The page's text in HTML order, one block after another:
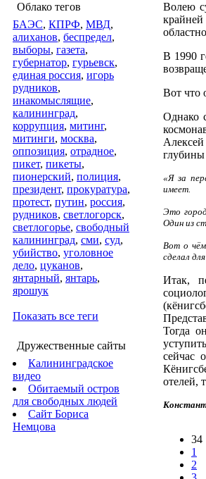
Облако тегов
БАЭС, КПРФ, МВД,
алиханов, беспредел,
выборы, газета,
губернатор, гурьевск,
единая россия, игорь
рудников,
инакомыслящие,
калининград,
коррупция, митинг,
митинги, москва,
оппозиция, отрадное,
пикет, пикеты,
пионерский, полиция,
президент, прокуратура,
протест, путин, россия,
рудников, светлогорск,
светлогорье, свободный
калининград, сми, суд,
убийство, уголовное
дело, цуканов,
янтарный, янтарь,
ярошук
Показать все теги
Дружественные сайты
Калининградское
видео
Обитаемый остров
для свободных людей
Сайт Бориса
Немцова
Волею
В 1990
Вот что
Однако
глубины
«Я за
имеет.
Это
Один из
Вот о
сделал
Итак,
Тогда
сейчас
отелей,
34
1
2